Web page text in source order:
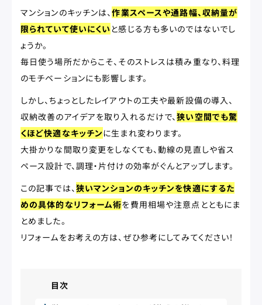
マンションのキッチンは、作業スペースや通路幅、収納量が
限られていて使いにくい と感じる方も多いのではないでし
ょうか。
毎日使う場所だからこそ、そのストレスは積み重なり、料理
のモチベーションにも影響します。
しかし、ちょっとしたレイアウトの工夫や最新設備の導入、
収納改善のアイデアを取り入れるだけで、狭い空間でも驚
くほど快適なキッチンに生まれ変わります。
大掛かりな間取り変更をしなくても、動線の見直しや省ス
ペース設計で、調理・片付けの効率がぐんとアップします。
この記事では、狭いマンションのキッチンを快適にするた
めの具体的なリフォーム術を費用相場や注意点とともにま
とめました。
リフォームをお考えの方は、ぜひ参考にしてみてください！
目次